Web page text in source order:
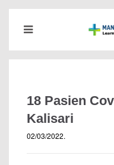
18 Pasien
Kalisari
02/03/2022.